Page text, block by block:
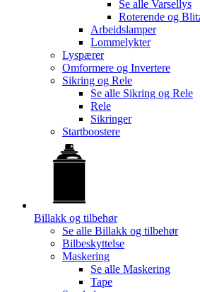
Se alle Varsellys
Roterende og
Arbeidslamper
Lommelykter
Lyspærer
Omformere og Invertere
Sikring og Rele
Se alle Sikring og Rele
Rele
Sikringer
Startboostere
Billakk og tilbehør
Se alle Billakk og tilbehør
Bilbeskyttelse
Maskering
Se alle Maskering
Tape